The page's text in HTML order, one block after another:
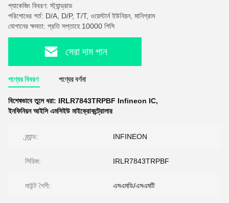
প্যাকেজিং বিবরণ: স্ট্যান্ড্রাড
পরিশোধের শর্ত: D/A, D/P, T/T, ওয়েস্টার্ন ইউনিয়ন, মানিগ্রাম
যোগানের ক্ষমতা: প্রতি সপ্তাহে 10000 পিসি
সেরা দাম পান
পণ্যের বিবরণ পণ্যের বর্ণনা
বিশেষভাবে তুলে ধরা: IRLR7843TRPBF Infineon IC,
ইনফিনিয়ন আইসি এমসিইউ মাইক্রোকন্ট্রোলার
ব্র্যান্ড: INFINEON
সিরিজ: IRLR7843TRPBF
মাউন্ট শৈলী: এসএমডি/এসএমটি